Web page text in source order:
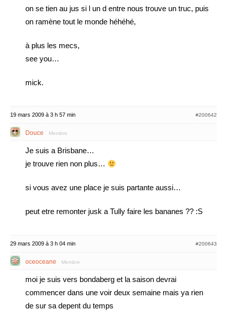
on se tien au jus si l un d entre nous trouve un truc, puis
on ramène tout le monde héhéhé,
à plus les mecs,
see you…
mick.
19 mars 2009 à 3 h 57 min #200642
Douce Membre
Je suis a Brisbane…
je trouve rien non plus…
si vous avez une place je suis partante aussi…
peut etre remonter jusk a Tully faire les bananes ?? :S
29 mars 2009 à 3 h 04 min #200643
oceoceane Membre
moi je suis vers bondaberg et la saison devrai
commencer dans une voir deux semaine mais ya rien
de sur sa depent du temps